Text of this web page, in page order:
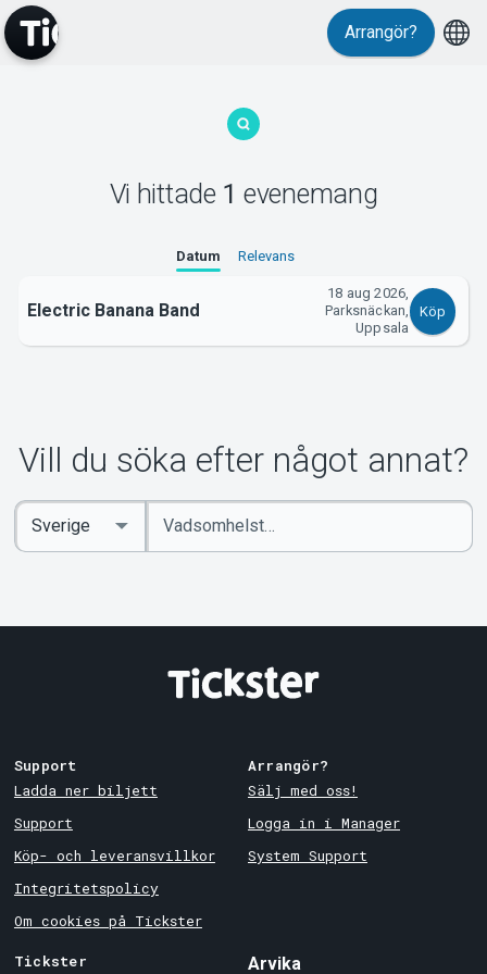
Arrangör?
Vi hittade 1 evenemang
Datum Relevans
Electric Banana Band
18 aug 2026,
Parksnäckan,
Uppsala
Köp
Vill du söka efter något annat?
Ange
sökord
Select
Country
Support
Ladda ner biljett
Support
Köp- och leveransvillkor
Integritetspolicy
Om cookies på Tickster
Arrangör?
Sälj med oss!
Logga in i Manager
System Support
Tickster Arvika